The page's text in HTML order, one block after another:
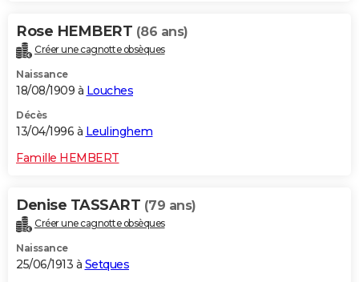
Rose HEMBERT (86 ans)
Créer une cagnotte obsèques
Naissance
18/08/1909 à Louches
Décès
13/04/1996 à Leulinghem
Famille HEMBERT
Denise TASSART (79 ans)
Créer une cagnotte obsèques
Naissance
25/06/1913 à Setques